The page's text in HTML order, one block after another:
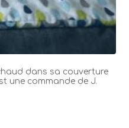
dans sa couverture
une commande de J.